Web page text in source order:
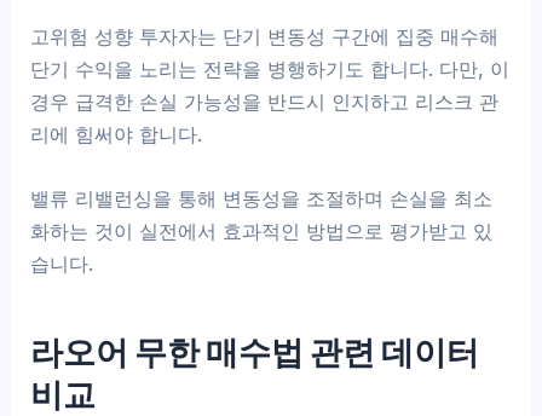
고위험 성향 투자자는 단기 변동성 구간에 집중 매수해
단기 수익을 노리는 전략을 병행하기도 합니다. 다만, 이
경우 급격한 손실 가능성을 반드시 인지하고 리스크 관
리에 힘써야 합니다.
밸류 리밸런싱을 통해 변동성을 조절하며 손실을 최소
화하는 것이 실전에서 효과적인 방법으로 평가받고 있
습니다.
라오어 무한 매수법 관련 데이터
비교